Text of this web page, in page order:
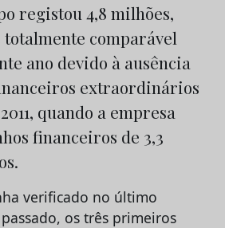
registou 4,8 milhões,
comparável
ano devido à ausência
extraordinários
quando a empresa
financeiros de 3,3
verificado no último
os três primeiros